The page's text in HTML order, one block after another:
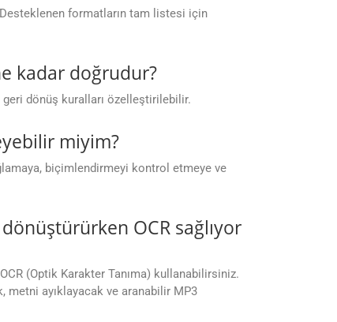
formatların tam listesi için
kadar doğrudur?
dönüş kuralları özelleştirilebilir.
miyim?
biçimlendirmeyi kontrol etmeye ve
OCR sağlıyor
(Optik Karakter Tanıma) kullanabilirsiniz.
metni ayıklayacak ve aranabilir MP3